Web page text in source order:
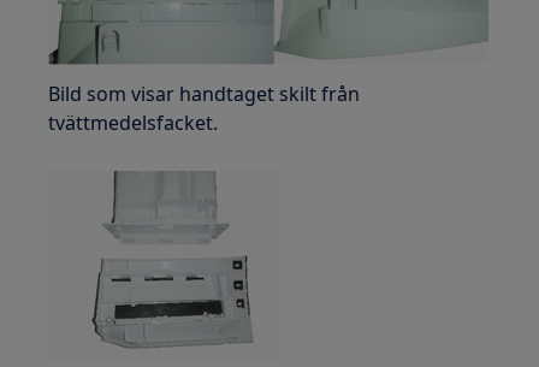
Bild som visar handtaget skilt från
tvättmedelsfacket.